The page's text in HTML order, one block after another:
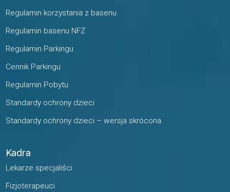
Regulamin korzystania z basenu
Regulamin basenu NFZ
Regulamin Parkingu
Cennik Parkingu
Regulamin Pobytu
Standardy ochrony dzieci
Standardy ochrony dzieci – wersja skrócona
Kadra
Lekarze specjaliści
Fizjoterapeuci